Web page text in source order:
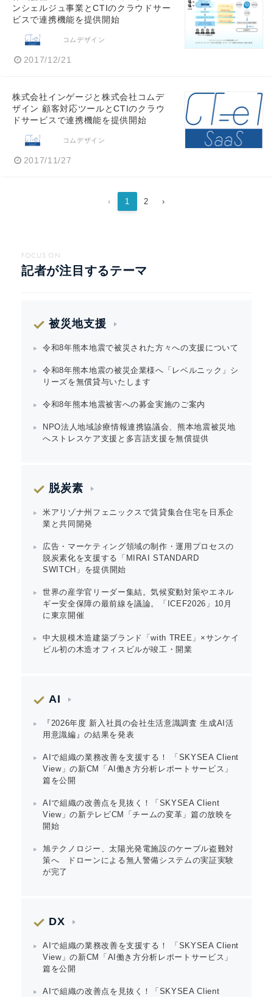
ンシェルジュ事業とCTIのクラウドサー
ビスで連携機能を提供開始
コムデザイン
2017/12/21
株式会社インゲージと株式会社コムデ
ザイン 顧客対応ツールとCTIのクラウ
ドサービスで連携機能を提供開始
コムデザイン
2017/11/27
‹ 1 2 ›
FOCUS ON
記者が注目するテーマ
被災地支援
令和8年熊本地震で被災された方々への支援について
令和8年熊本地震の被災企業様へ「レベルニック」シ
リーズを無償貸与いたします
令和8年熊本地震被害への募金実施のご案内
NPO法人地域診療情報連携協議会、熊本地震被災地
へストレスケア支援と多言語支援を無償提供
脱炭素
米アリゾナ州フェニックスで賃貸集合住宅を日系企
業と共同開発
広告・マーケティング領域の制作・運用プロセスの
脱炭素化を支援する「MIRAI STANDARD
SWITCH」を提供開始
世界の産学官リーダー集結。気候変動対策やエネル
ギー安全保障の最前線を議論。「ICEF2026」10月
に東京開催
中大規模木造建築ブランド「with TREE」×サンケイ
ビル初の木造オフィスビルが竣工・開業
AI
『2026年度 新入社員の会社生活意識調査 生成AI活
用意識編』の結果を発表
AIで組織の業務改善を支援する！ 「SKYSEA Client
View」の新CM「AI働き方分析レポートサービス」
篇を公開
AIで組織の改善点を見抜く！「SKYSEA Client
View」の新テレビCM「チームの変革」篇の放映を
開始
旭テクノロジー、太陽光発電施設のケーブル盗難対
策へ ドローンによる無人警備システムの実証実験
が完了
DX
AIで組織の業務改善を支援する！ 「SKYSEA Client
View」の新CM「AI働き方分析レポートサービス」
篇を公開
AIで組織の改善点を見抜く！「SKYSEA Client